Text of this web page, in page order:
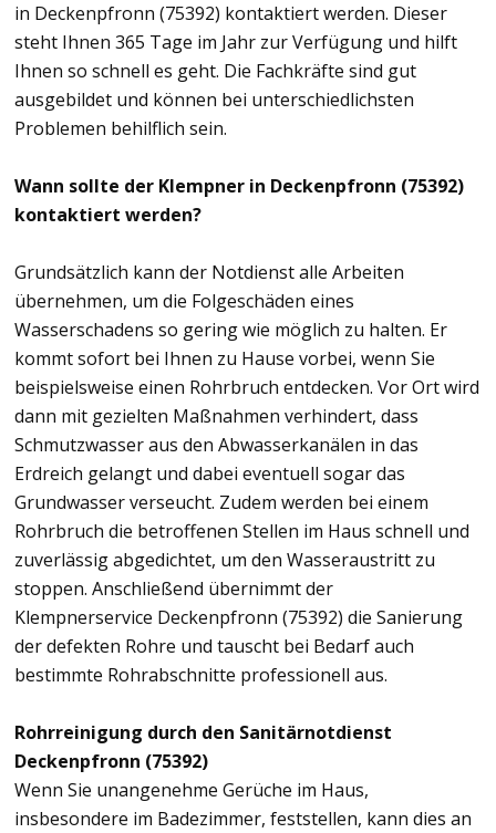
in Deckenpfronn (75392) kontaktiert werden. Dieser
steht Ihnen 365 Tage im Jahr zur Verfügung und hilft
Ihnen so schnell es geht. Die Fachkräfte sind gut
ausgebildet und können bei unterschiedlichsten
Problemen behilflich sein.
Wann sollte der Klempner in Deckenpfronn (75392)
kontaktiert werden?
Grundsätzlich kann der Notdienst alle Arbeiten
übernehmen, um die Folgeschäden eines
Wasserschadens so gering wie möglich zu halten. Er
kommt sofort bei Ihnen zu Hause vorbei, wenn Sie
beispielsweise einen Rohrbruch entdecken. Vor Ort wird
dann mit gezielten Maßnahmen verhindert, dass
Schmutzwasser aus den Abwasserkanälen in das
Erdreich gelangt und dabei eventuell sogar das
Grundwasser verseucht. Zudem werden bei einem
Rohrbruch die betroffenen Stellen im Haus schnell und
zuverlässig abgedichtet, um den Wasseraustritt zu
stoppen. Anschließend übernimmt der
Klempnerservice Deckenpfronn (75392) die Sanierung
der defekten Rohre und tauscht bei Bedarf auch
bestimmte Rohrabschnitte professionell aus.
Rohrreinigung durch den Sanitärnotdienst
Deckenpfronn (75392)
Wenn Sie unangenehme Gerüche im Haus,
insbesondere im Badezimmer, feststellen, kann dies an